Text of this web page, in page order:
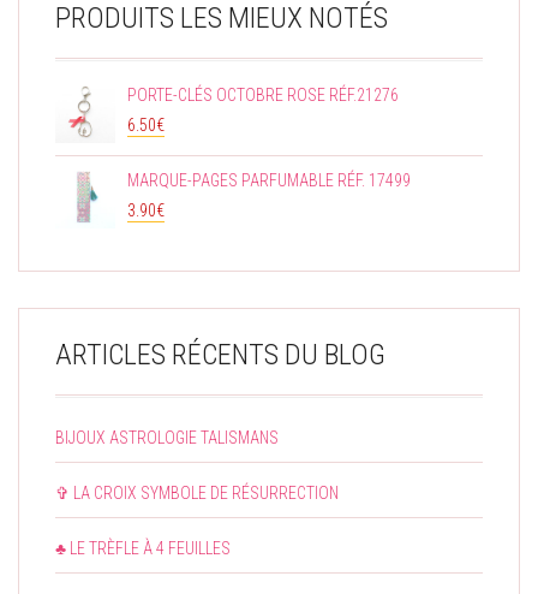
PRODUITS LES MIEUX NOTÉS
PORTE-CLÉS OCTOBRE ROSE RÉF.21276
6.50€
MARQUE-PAGES PARFUMABLE RÉF. 17499
3.90€
ARTICLES RÉCENTS DU BLOG
BIJOUX ASTROLOGIE TALISMANS
✞ LA CROIX SYMBOLE DE RÉSURRECTION
♣ LE TRÈFLE À 4 FEUILLES